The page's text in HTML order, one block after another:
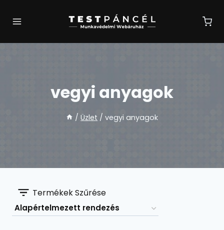
vegyi anyagok
/ Üzlet / vegyi anyagok
Termékek Szűrése